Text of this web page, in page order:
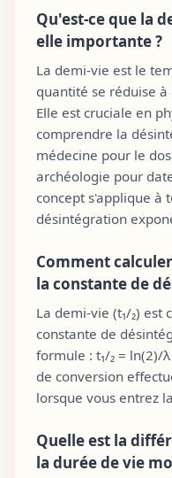
Qu'est-ce que la
elle importante ?
La demi-vie est le
quantité se réduise
Elle est cruciale en
comprendre la
médecine pour le
archéologie pour
concept s'applique à
désintégration
Comment
la constante de
La demi-vie (t₁/₂) est
constante de
formule : t₁/₂ = ln(2)/
de conversion
lorsque vous entrez
Quelle est la
la durée de vie